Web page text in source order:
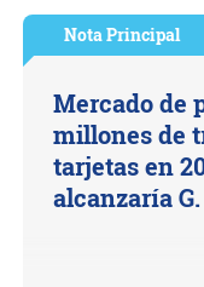
Nota Principal
Mercado de
millones de
tarjetas en
alcanzaría